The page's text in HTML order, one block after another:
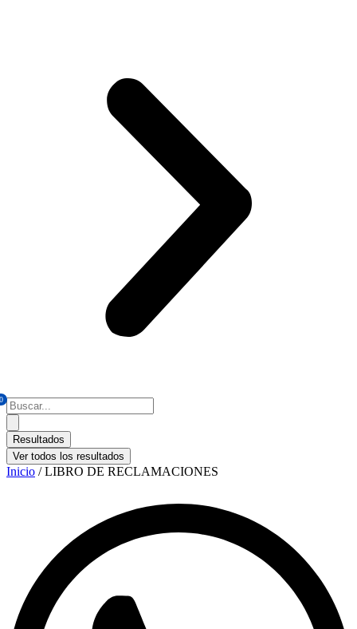
0 Search
...
Resultados
Ver todos los resultados
Inicio / LIBRO DE RECLAMACIONES